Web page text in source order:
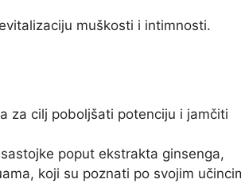
muškosti i intimnosti.
za cilj poboljšati potenciju i jamčiti
poput ekstrakta ginsenga,
koji su poznati po svojim